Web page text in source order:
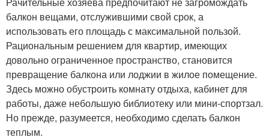
балкон вещами, отслужившими свой срок, а
использовать его площадь с максимальной пользой.
Рациональным решением для квартир, имеющих
довольно ограниченное пространство, становится
превращение балкона или лоджии в жилое помещение.
Здесь можно обустроить комнату отдыха, кабинет для
работы, даже небольшую библиотеку или мини-спортзал.
Но прежде, разумеется, необходимо сделать балкон
теплым.